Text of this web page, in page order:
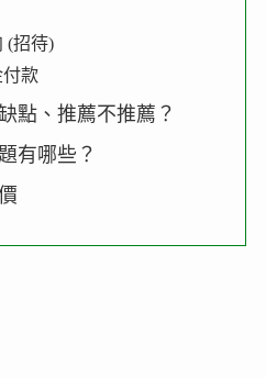
(招待)
款
點、推薦不推薦？
有哪些？